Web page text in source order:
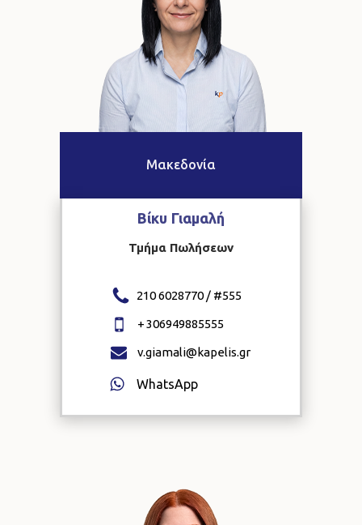
Μακεδονία
Βίκυ Γιαμαλή
Τμήμα Πωλήσεων
210 6028770 / #555
+306949885555
v.giamali@kapelis.gr
WhatsApp